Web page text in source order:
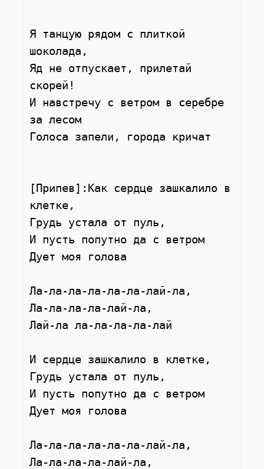
Я танцую рядом с плиткой
шоколада,
Яд не отпускает, прилетай
скорей!
И навстречу с ветром в серебре
за лесом
Голоса запели, города кричат
[Припев]:Как сердце зашкалило в
клетке,
Грудь устала от пуль,
И пусть попутно да с ветром
Дует моя голова
Ла-ла-ла-ла-ла-ла-лай-ла,
Ла-ла-ла-ла-лай-ла,
Лай-ла ла-ла-ла-ла-лай
И сердце зашкалило в клетке,
Грудь устала от пуль,
И пусть попутно да с ветром
Дует моя голова
Ла-ла-ла-ла-ла-ла-лай-ла,
Ла-ла-ла-ла-лай-ла,